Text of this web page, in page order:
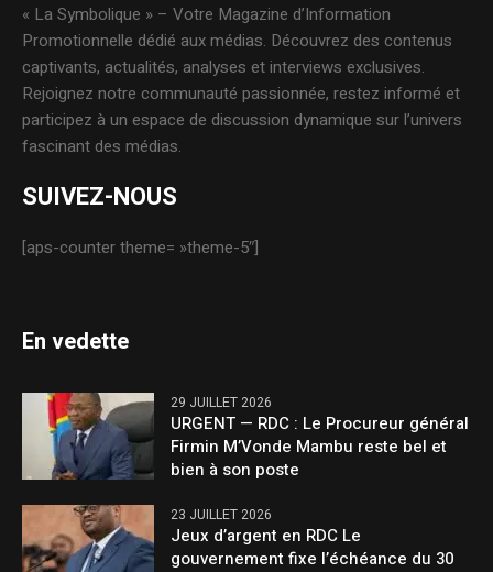
« La Symbolique » – Votre Magazine d’Information
Promotionnelle dédié aux médias. Découvrez des contenus
captivants, actualités, analyses et interviews exclusives.
Rejoignez notre communauté passionnée, restez informé et
participez à un espace de discussion dynamique sur l’univers
fascinant des médias.
SUIVEZ-NOUS
[aps-counter theme= »theme-5″]
En vedette
29 JUILLET 2026
URGENT — RDC : Le Procureur général
Firmin M’Vonde Mambu reste bel et
bien à son poste
23 JUILLET 2026
Jeux d’argent en RDC Le
gouvernement fixe l’échéance du 30